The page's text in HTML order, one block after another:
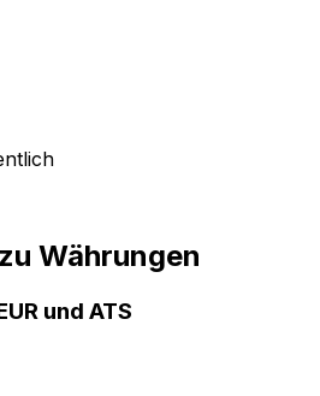
Währungen
und ATS